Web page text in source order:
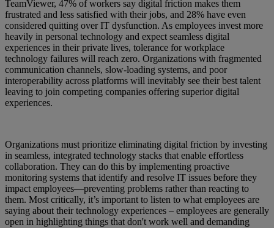
TeamViewer, 47% of workers say digital friction makes them
frustrated and less satisfied with their jobs, and 28% have even
considered quitting over IT dysfunction. As employees invest more
heavily in personal technology and expect seamless digital
experiences in their private lives, tolerance for workplace
technology failures will reach zero. Organizations with fragmented
communication channels, slow-loading systems, and poor
interoperability across platforms will inevitably see their best talent
leaving to join competing companies offering superior digital
experiences.
Organizations must prioritize eliminating digital friction by investing
in seamless, integrated technology stacks that enable effortless
collaboration. They can do this by implementing proactive
monitoring systems that identify and resolve IT issues before they
impact employees—preventing problems rather than reacting to
them. Most critically, it’s important to listen to what employees are
saying about their technology experiences – employees are generally
open in highlighting things that don't work well and demanding